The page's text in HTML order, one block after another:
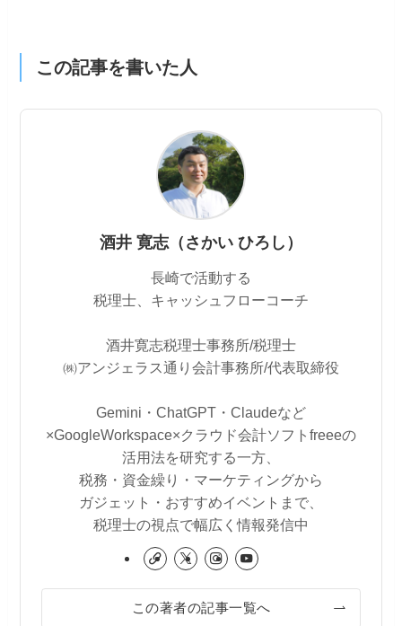
この記事を書いた人
酒井 寛志（さかい ひろし）
長崎で活動する
税理士、キャッシュフローコーチ
酒井寛志税理士事務所/税理士
㈱アンジェラス通り会計事務所/代表取締役
Gemini・ChatGPT・Claudeなど
×GoogleWorkspace×クラウド会計ソフトfreeeの
活用法を研究する一方、
税務・資金繰り・マーケティングから
ガジェット・おすすめイベントまで、
税理士の視点で幅広く情報発信中
この著者の記事一覧へ